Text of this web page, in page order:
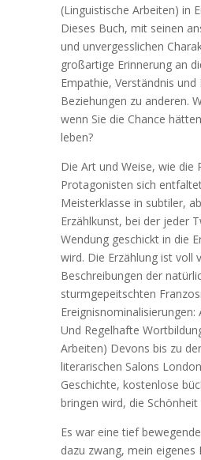
(Linguistische Arbeiten) in
Dieses Buch, mit seinen
und unvergesslichen
großartige Erinnerung an
Empathie, Verständnis
Beziehungen zu anderen.
wenn Sie die Chance
leben?
Die Art und Weise, wie die
Protagonisten sich
Meisterklasse in subtiler,
Erzählkunst, bei der jeder
Wendung geschickt in die
wird. Die Erzählung ist voll
Beschreibungen der
sturmgepeitschten
Und Regelhafte
Arbeiten) Devons bis zu
literarischen Salons
Geschichte, kostenlose
bringen wird, die
Es war eine tief
dazu zwang, mein eigenes